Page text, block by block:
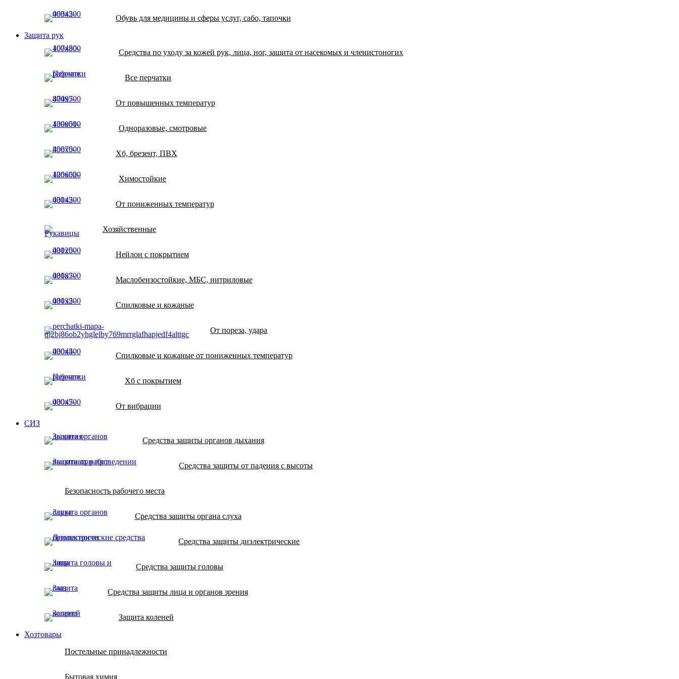
Обувь для медицины и сферы услуг, сабо, тапочки
Защита рук
Средства по уходу за кожей рук, лица, ног, защита от насекомых и членистоногих
Все перчатки
От повышенных температур
Одноразовые, смотровые
Хб, брезент, ПВХ
Химостойкие
От пониженных температур
Хозяйственные
Нейлон с покрытием
Маслобензостойкие, МБС, нитриловые
Спилковые и кожаные
От пореза, удара
Спилковые и кожаные от пониженных температур
Хб с покрытием
От вибрации
СИЗ
Средства защиты органов дыхания
Средства защиты от падения с высоты
Безопасность рабочего места
Средства защиты органа слуха
Средства защиты диэлектрические
Средства защиты головы
Средства защиты лица и органов зрения
Защита коленей
Хозтовары
Постельные принадлежности
Бытовая химия